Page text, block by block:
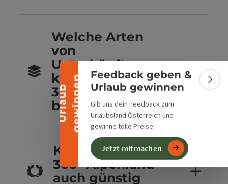
U
r
l
a
u
b
g
e
w
i
n
n
en
Banner einklappen
Feedback geben &
Urlaub gewinnen
Gib uns dein Feedback zum
Urlaubsland Österreich und
gewinne tolle Preise.
Jetzt mitmachen
Welche Arten
von
Unterkünften
kannst du im
360° Alpenland
buchen?
Kannst du im
360° Alpenland
auch günstig